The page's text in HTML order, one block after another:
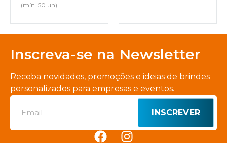
(mín. 50 un)
Inscreva-se na Newsletter
Receba novidades, promoções e ideias de brindes
personalizados para empresas e eventos.
INSCREVER